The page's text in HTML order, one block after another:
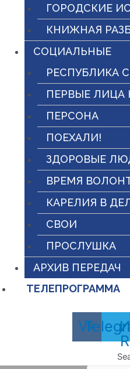
ГОРОДСКИЕ
КНИЖНАЯ
СОЦИАЛЬНЫЕ
РЕСПУБЛИКА
ПЕРВЫЕ ЛИЦА
ПЕРСОНА
ПОЕХАЛИ!
ЗДОРОВЫЕ
ВРЕМЯ
КАРЕЛИЯ В
СВОИ
ПРОСЛУШКА
АРХИВ ПЕРЕДАЧ
ТЕЛЕПРОГРАММА
Vk